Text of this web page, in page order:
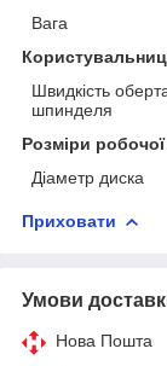
Вага
Швидкість
шпинделя
Розміри
Діаметр диска
Приховати
Умови
Нова Пошта